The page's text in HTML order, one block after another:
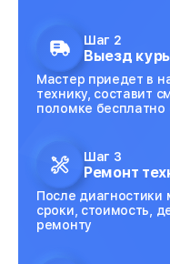
Шаг 2
Выезд
Мастер приедет в
технику, составит
поломке бесплатно
Шаг 3
Ремонт
После диагностики
сроки, стоимость,
ремонту